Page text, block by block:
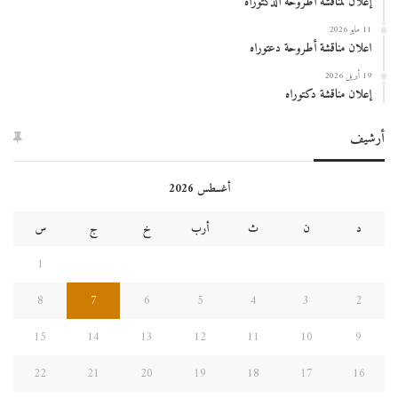
11 مايو 2026
اعلان مناقشة أطروحة دعتوراه
19 أبريل 2026
إعلان مناقشة دكتوراه
أرشيف
أغسطس 2026
د
ن ث أرب خ ج
س
1
2
3
4
5
6
7
8
9
10
11
12
13
14
15
16
17
18
19
20
21
22